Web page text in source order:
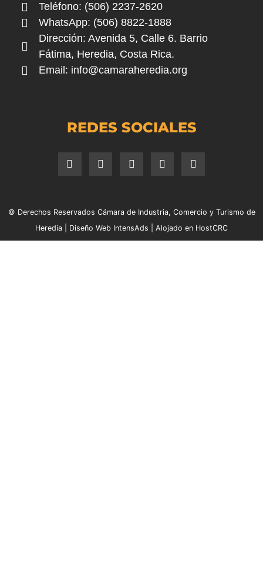
Teléfono: (506) 2237-2620
WhatsApp: (506) 8822-1888
Dirección: Avenida 5, Calle 6. Barrio
Fátima, Heredia, Costa Rica.
Email: info@camaraheredia.org
REDES SOCIALES
© Derechos Reservados Cámara de Industria, Comercio y Turismo de
Heredia | Diseño Web IntensAds Alojado en HostCRC